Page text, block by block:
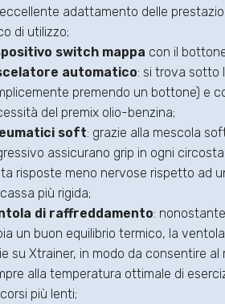
adattamento delle
di utilizzo;
switch mappa con il
automatico: si trova sotto
premendo un bottone) e
del premix olio-benzina;
soft: grazie alla mescola
assicurano grip in ogni
risposte meno nervose rispetto ad
più rigida;
di raffreddamento:
un buon equilibrio termico, la
su Xtrainer, in modo da consentire
alla temperatura ottimale di
più lenti;